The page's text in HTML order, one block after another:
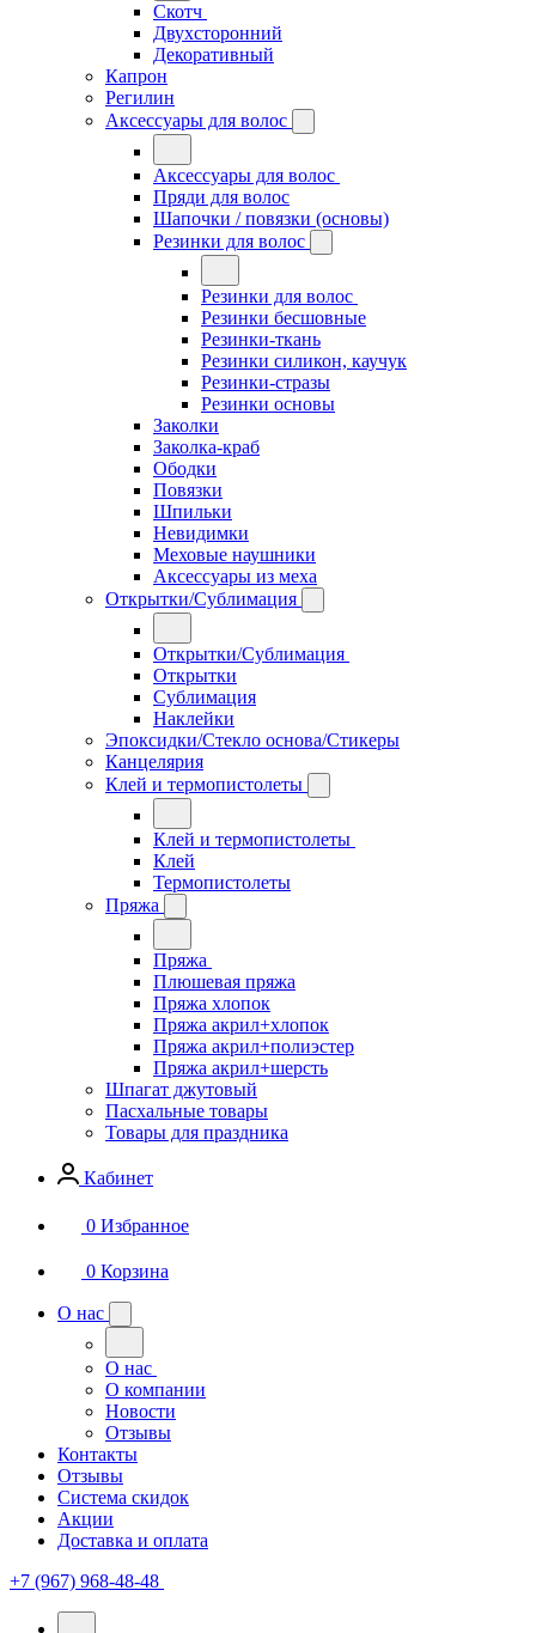
Скотч
Двухсторонний
Декоративный
Капрон
Регилин
Аксессуары для волос
Аксессуары для волос
Пряди для волос
Шапочки / повязки (основы)
Резинки для волос
Резинки для волос
Резинки бесшовные
Резинки-ткань
Резинки силикон, каучук
Резинки-стразы
Резинки основы
Заколки
Заколка-краб
Ободки
Повязки
Шпильки
Невидимки
Меховые наушники
Аксессуары из меха
Открытки/Сублимация
Открытки/Сублимация
Открытки
Сублимация
Наклейки
Эпоксидки/Стекло основа/Стикеры
Канцелярия
Клей и термопистолеты
Клей и термопистолеты
Клей
Термопистолеты
Пряжа
Пряжа
Плюшевая пряжа
Пряжа хлопок
Пряжа акрил+хлопок
Пряжа акрил+полиэстер
Пряжа акрил+шерсть
Шпагат джутовый
Пасхальные товары
Товары для праздника
Кабинет
0 Избранное
0 Корзина
О нас
О нас
О компании
Новости
Отзывы
Контакты
Отзывы
Система скидок
Акции
Доставка и оплата
+7 (967) 968-48-48